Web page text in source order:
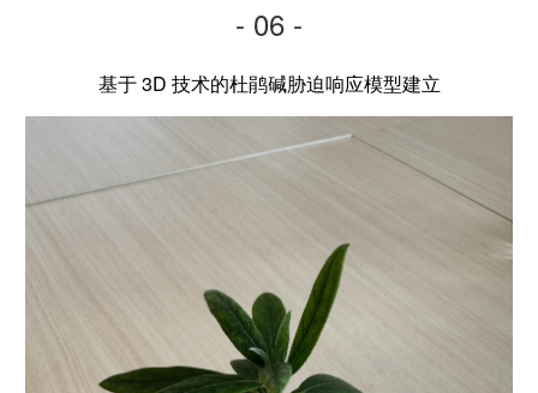
- 06 -
基于 3D 技术的杜鹃碱胁迫响应模型建立